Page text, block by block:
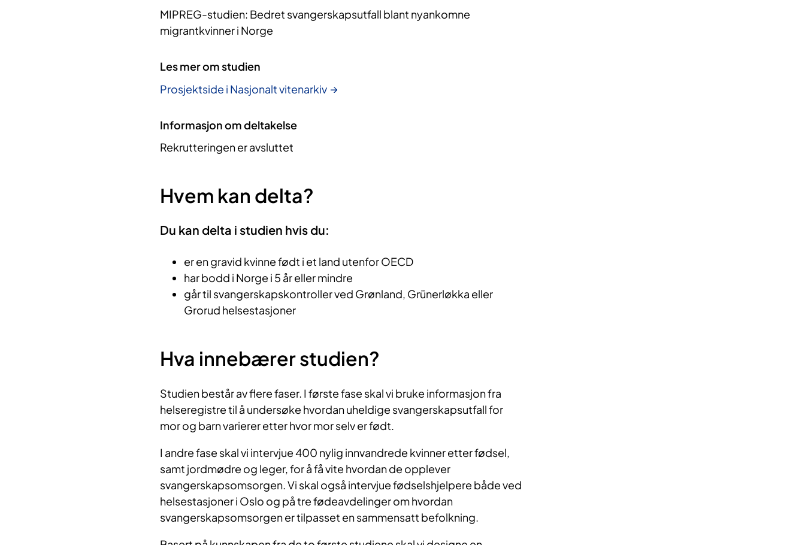
MIPREG-studien: Bedret svangerskapsutfall blant nyankomne
migrantkvinner i Norge
Les mer om studien
Prosjektside i Nasjonalt vitenarkiv
Informasjon om deltakelse
Rekrutteringen er avsluttet
Hvem kan delta?
Du kan delta i studien hvis du:
er en gravid kvinne født i et land utenfor OECD
har bodd i Norge i 5 år eller mindre
går til svangerskapskontroller ved Grønland, Grünerløkka eller
Grorud helsestasjoner
Hva innebærer studien?
Studien består av flere faser. I første fase skal vi bruke informasjon fra
helseregistre til å undersøke hvordan uheldige svangerskapsutfall for
mor og barn varierer etter hvor mor selv er født.
I andre fase skal vi intervjue 400 nylig innvandrede kvinner etter fødsel,
samt jordmødre og leger, for å få vite hvordan de opplever
svangerskapsomsorgen. Vi skal også intervjue fødselshjelpere både ved
helsestasjoner i Oslo og på tre fødeavdelinger om hvordan
svangerskapsomsorgen er tilpasset en sammensatt befolkning.